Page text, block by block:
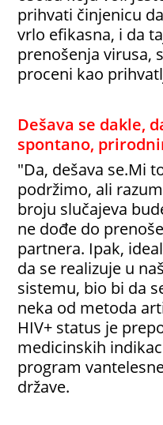
prihvati činjenicu
vrlo efikasna, i da
prenošenja virusa,
proceni kao
Dešava se dakle,
spontano,
"Da, dešava se.Mi
podržimo, ali
broju slučajeva
ne dođe do
partnera. Ipak,
da se realizuje u
sistemu, bio bi da
neka od metoda
HIV+ status je
medicinskih
program
države.